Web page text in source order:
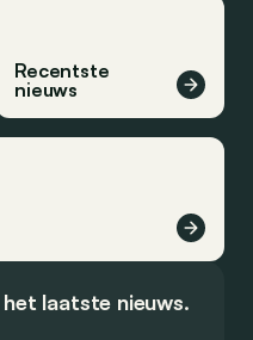
Recentste
nieuws
laatste nieuws.